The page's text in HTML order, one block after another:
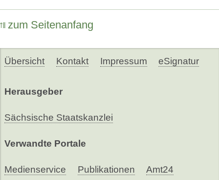
zum Seitenanfang
Übersicht Kontakt Impressum eSignatur
Herausgeber
Sächsische Staatskanzlei
Verwandte Portale
Medienservice Publikationen Amt24